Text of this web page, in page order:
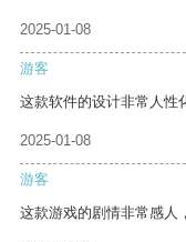
2025-01-08
游客
这款软件的设计非常人性
2025-01-08
游客
这款游戏的剧情非常感人